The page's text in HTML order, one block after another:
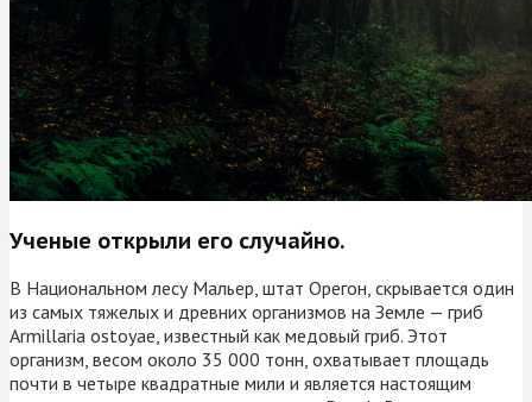
Ученые открыли его случайно.
В Национальном лесу Мальер, штат Орегон, скрывается один
из самых тяжелых и древних организмов на Земле — гриб
Armillaria ostoyae, известный как медовый гриб. Этот
организм, весом около 35 000 тонн, охватывает площадь
почти в четыре квадратные мили и является настоящим